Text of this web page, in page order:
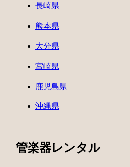
長崎県
熊本県
大分県
宮崎県
鹿児島県
沖縄県
管楽器レンタル